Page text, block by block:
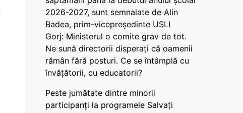
2026-2027, sunt semnalate de Alin
Badea, prim-vicepreședinte USLI
Gorj: Ministerul o comite grav de tot.
Ne sună directorii disperați că oamenii
rămân fără posturi. Ce se întâmplă cu
învățătorii, cu educatorii?
Peste jumătate dintre minorii
participanți la programele Salvați